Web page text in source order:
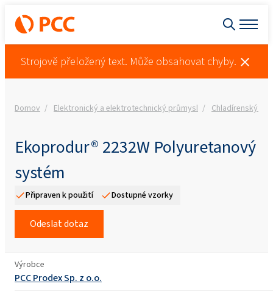
Strojově přeložený text. Může obsahovat chyby.
Domov Elektronický a elektrotechnický průmysl Chladírenský
Ekoprodur® 2232W Polyuretanový
systém
Připraven k použití Dostupné vzorky
Odeslat dotaz
Výrobce
PCC Prodex Sp. z o.o.